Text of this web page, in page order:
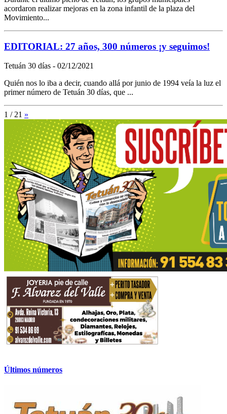
acordaron realizar mejoras en la zona infantil de la plaza del
Movimiento...
EDITORIAL: 27 años, 300 números ¡y seguimos!
Tetuán 30 días - 02/12/2021
Quién nos lo iba a decir, cuando allá por junio de 1994 veía la luz el
primer número de Tetuán 30 días, que ...
1 / 21 »
Últimos números